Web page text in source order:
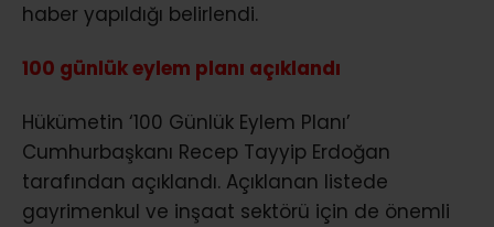
haber yapıldığı belirlendi.
100 günlük eylem planı açıklandı
Hükümetin ‘100 Günlük Eylem Planı’
Cumhurbaşkanı Recep Tayyip Erdoğan
tarafından açıklandı. Açıklanan listede
gayrimenkul ve inşaat sektörü için de önemli